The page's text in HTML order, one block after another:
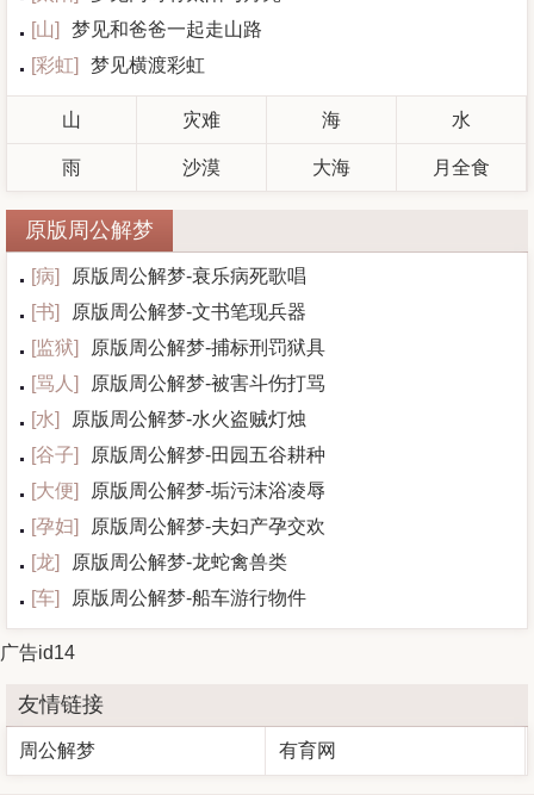
[山]
梦见和爸爸一起走山路
[彩虹] 梦见横渡彩虹
山 灾难 海 水
雨 沙漠 大海 月全食
原版周公解梦
[病]
原版周公解梦-衰乐病死歌唱
[书]
原版周公解梦-文书笔现兵器
[监狱]
原版周公解梦-捕标刑罚狱具
[骂人 ]
原版周公解梦-被害斗伤打骂
[水]
原版周公解梦-水火盗贼灯烛
[谷子]
原版周公解梦-田园五谷耕种
[大便]
原版周公解梦-垢污沫浴凌辱
[孕妇]
原版周公解梦-夫妇产孕交欢
[龙]
原版周公解梦-龙蛇禽兽类
[车] 原版周公解梦-船车游行物件
广告id14
友情链接
周公解梦 有育网